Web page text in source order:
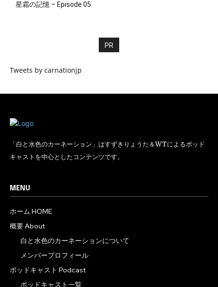
星霜の記憶 – Episode 05
PR
Tweets by carnationjp
「白と水色のカーネーション」はすずきりょうた＆WTによるポッド
キャストを中心としたコンテンツです。
MENU
ホーム HOME
概要 About
白と水色のカーネーションについて
メンバープロフィール
ポッドキャスト Podcast
ポッドキャスト一覧